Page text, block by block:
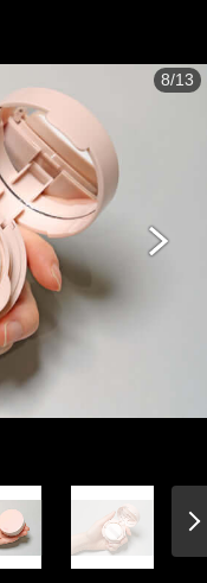
8/13